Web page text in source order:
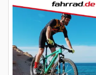
mögliche
Click & Collect